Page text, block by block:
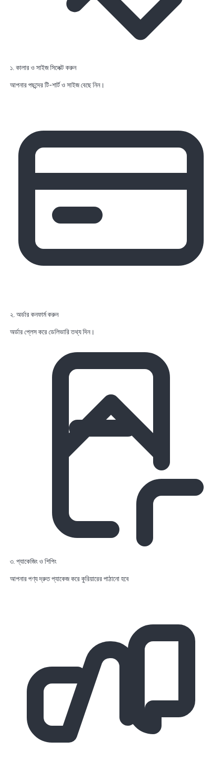
১. কালার ও সাইজ সিলেক্ট করুন
আপনার পছন্দের টি-শার্ট ও সাইজ বেছে নিন।
২. অর্ডার কনফার্ম করুন
অর্ডার প্লেস করে ডেলিভারি তথ্য দিন।
৩. প্যাকেজিং ও শিপিং
আপনার পণ্য দ্রুত প্যাকেজ করে কুরিয়ারের পাঠানো হবে